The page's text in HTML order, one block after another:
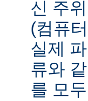
신 주
(컴퓨
실제
류와
를 모